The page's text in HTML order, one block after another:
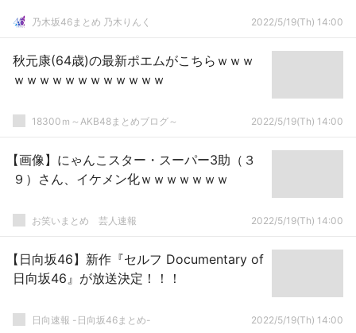
乃木坂46まとめ 乃木りんく 2022/5/19(Th) 14:00
秋元康(64歳)の最新ポエムがこちらｗｗｗ
ｗｗｗｗｗｗｗｗｗｗｗｗ
18300ｍ～AKB48まとめブログ～ 2022/5/19(Th) 14:00
【画像】にゃんこスター・スーパー3助（３
９）さん、イケメン化ｗｗｗｗｗｗｗ
お笑いまとめ 芸人速報 2022/5/19(Th) 14:00
【日向坂46】新作『セルフ Documentary of
日向坂46』が放送決定！！！
日向速報 -日向坂46まとめ- 2022/5/19(Th) 14:00